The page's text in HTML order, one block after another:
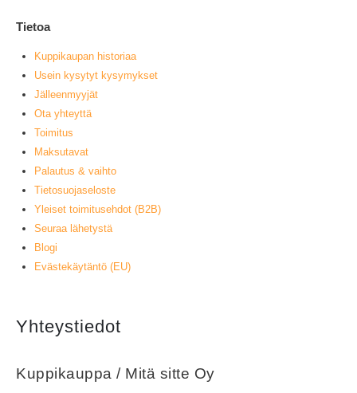
Tietoa
Kuppikaupan historiaa
Usein kysytyt kysymykset
Jälleenmyyjät
Ota yhteyttä
Toimitus
Maksutavat
Palautus & vaihto
Tietosuojaseloste
Yleiset toimitusehdot (B2B)
Seuraa lähetystä
Blogi
Evästekäytäntö (EU)
Yhteystiedot
Kuppikauppa / Mitä sitte Oy